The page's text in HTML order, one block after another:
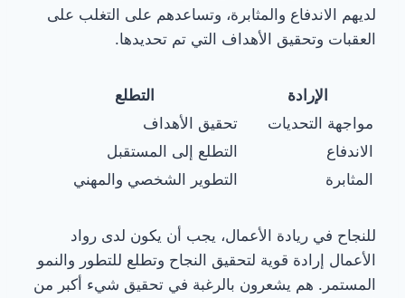
لديهم الاندفاع والمثابرة، وتساعدهم على التغلب على
العقبات وتحقيق الأهداف التي تم تحديدها.
الإرادة
التطلع
مواجهة التحديات
تحقيق الأهداف
الاندفاع
التطلع إلى المستقبل
المثابرة
التطوير الشخصي والمهني
للنجاح في ريادة الأعمال، يجب أن يكون لدى رواد
الأعمال إرادة قوية لتحقيق النجاح وتطلع للتطور والنمو
المستمر. هم يشعرون بالرغبة في تحقيق شيء أكبر من